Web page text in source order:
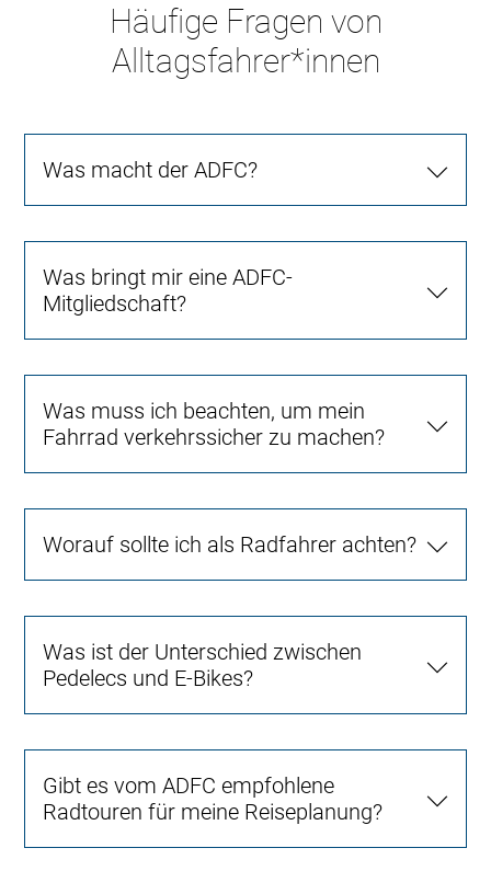
Häufige Fragen von
Alltagsfahrer*innen
Was macht der ADFC?
Was bringt mir eine ADFC-
Mitgliedschaft?
Was muss ich beachten, um mein
Fahrrad verkehrssicher zu machen?
Worauf sollte ich als Radfahrer achten?
Was ist der Unterschied zwischen
Pedelecs und E-Bikes?
Gibt es vom ADFC empfohlene
Radtouren für meine Reiseplanung?